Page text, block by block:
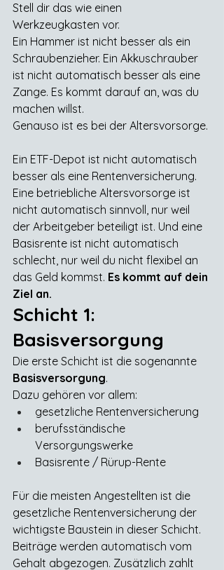
Stell dir das wie einen
Werkzeugkasten vor.
Ein Hammer ist nicht besser als ein
Schraubenzieher. Ein Akkuschrauber
ist nicht automatisch besser als eine
Zange. Es kommt darauf an, was du
machen willst.
Genauso ist es bei der Altersvorsorge.
Ein ETF-Depot ist nicht automatisch
besser als eine Rentenversicherung.
Eine betriebliche Altersvorsorge ist
nicht automatisch sinnvoll, nur weil
der Arbeitgeber beteiligt ist. Und eine
Basisrente ist nicht automatisch
schlecht, nur weil du nicht flexibel an
das Geld kommst. Es kommt auf dein
Ziel an.
Schicht 1:
Basisversorgung
Die erste Schicht ist die sogenannte
Basisversorgung.
Dazu gehören vor allem:
gesetzliche Rentenversicherung
berufsständische
Versorgungswerke
Basisrente / Rürup-Rente
Für die meisten Angestellten ist die
gesetzliche Rentenversicherung der
wichtigste Baustein in dieser Schicht.
Beiträge werden automatisch vom
Gehalt abgezogen. Zusätzlich zahlt